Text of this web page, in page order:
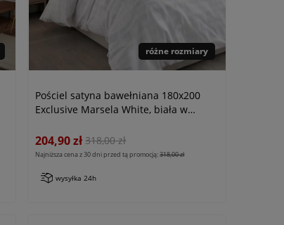
różne rozmiary
Pościel satyna bawełniana 180x200
Exclusive Marsela White, biała w
204,90 zł 318,00 zł
Najniższa cena z 30 dni przed tą promocją:318,00 zł
wysyłka 24h